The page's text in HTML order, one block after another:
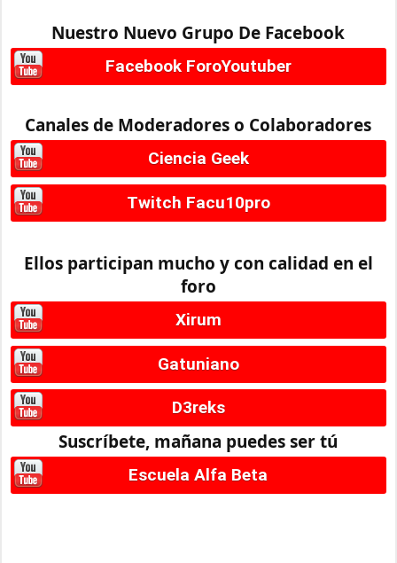
Nuestro Nuevo Grupo De Facebook
Facebook ForoYoutuber
Canales de Moderadores o Colaboradores
Ciencia Geek
Twitch Facu10pro
Ellos participan mucho y con calidad en el
foro
Xirum
Gatuniano
D3reks
Suscríbete, mañana puedes ser tú
Escuela Alfa Beta